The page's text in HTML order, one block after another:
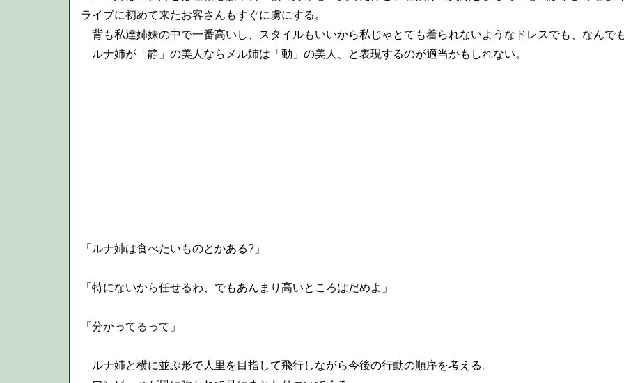
ライブに初めて来たお客さんもすぐに虜にする。
背も私達姉妹の中で一番高いし、スタイルもいいから私じゃとても着られないようなドレスでも、なんで
ルナ姉が「静」の美人ならメル姉は「動」の美人、と表現するのが適当かもしれない。
「ルナ姉は食べたいものとかある?」
「特にないから任せるわ、でもあんまり高いところはだめよ」
「分かってるって」
ルナ姉と横に並ぶ形で人里を目指して飛行しながら今後の行動の順序を考える。